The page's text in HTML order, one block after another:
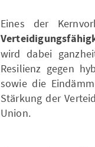
Eines der
wird dabei
Resilienz gegen
sowie die
Stärkung der
Union.